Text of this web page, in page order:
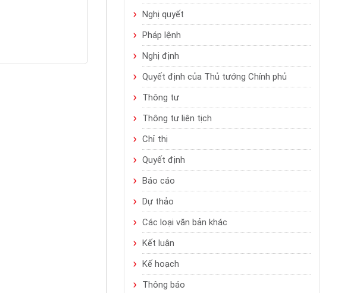
Nghị quyết
Pháp lệnh
Nghị định
Quyết định của Thủ tướng Chính phủ
Thông tư
Thông tư liên tịch
Chỉ thị
Quyết định
Báo cáo
Dự thảo
Các loại văn bản khác
Kết luận
Kế hoạch
Thông báo